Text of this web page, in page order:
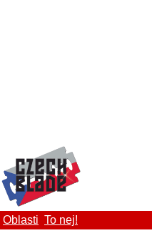
Oblasti To nej!